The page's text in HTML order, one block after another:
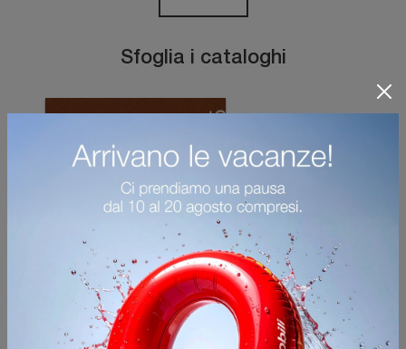
Sfoglia i cataloghi